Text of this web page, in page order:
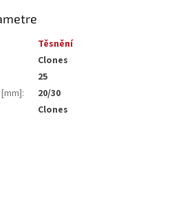
Těsnění
Clones
25
:
20/30
Clones